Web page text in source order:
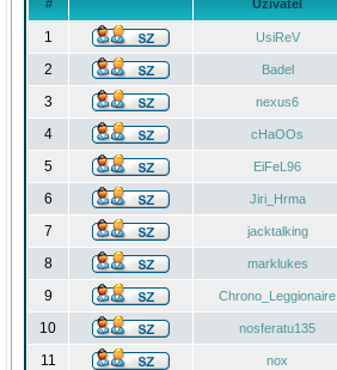
# Uživatel
1 UsiReV
2 Badel
3 nexus6
4 cHaOOs
5 EiFeL96
6
Jiri_Hrma
7 jacktalking
8 marklukes
9 Chrono_Leggionaire
10 nosferatu135
11 nox